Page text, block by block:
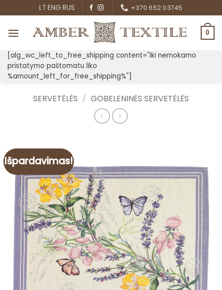
to
content
LT ENG RUS +370 652 03745
0
[alg_wc_left_to_free_shipping content="Iki nemokamo
pristatymo paštomatu liko
%amount_left_for_free_shipping%"]
SERVETĖLĖS / GOBELENINĖS SERVETĖLĖS
Išpardavimas!